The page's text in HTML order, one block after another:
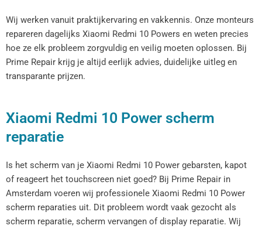
Wij werken vanuit praktijkervaring en vakkennis. Onze monteurs
repareren dagelijks Xiaomi Redmi 10 Powers en weten precies
hoe ze elk probleem zorgvuldig en veilig moeten oplossen. Bij
Prime Repair krijg je altijd eerlijk advies, duidelijke uitleg en
transparante prijzen.
Xiaomi Redmi 10 Power scherm
reparatie
Is het scherm van je Xiaomi Redmi 10 Power gebarsten, kapot
of reageert het touchscreen niet goed? Bij Prime Repair in
Amsterdam voeren wij professionele Xiaomi Redmi 10 Power
scherm reparaties uit. Dit probleem wordt vaak gezocht als
scherm reparatie, scherm vervangen of display reparatie. Wij